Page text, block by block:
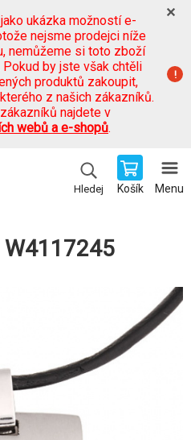
ukázka možností e-
nejsme prodejci níže
nemůžeme si toto zboží
by jste však chtěli
produktů zakoupit,
z našich zákazníků.
najdete v
webů a e-shopů.
Hledej Košík Menu
W4117245